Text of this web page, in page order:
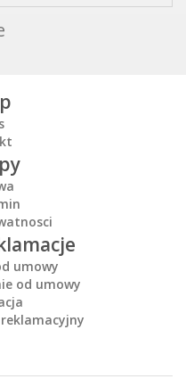
umowy
od umowy